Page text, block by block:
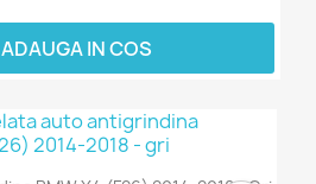
ADAUGA IN COS